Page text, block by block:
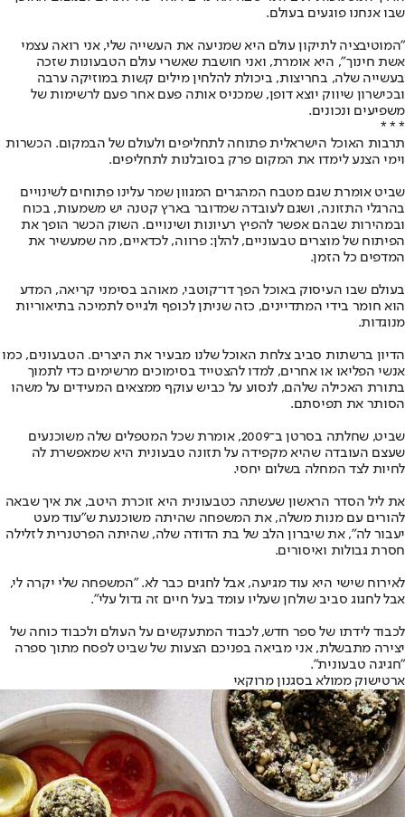
שבו אנחנו פוגעים בעולם.
"המוטיבציה לתיקון עולם היא שמניעה את העשייה שלי, אני רואה עצמי
אשת חינוך", היא אומרת, ואני חושבת שאשרי עולם הטבעונות שזכה
בעשייה שלה, בחריצות, ביכולת להלחין מילים קשות במוזיקה ערבה
ובכישרון שיווק יוצא דופן, שמכניס אותה פעם אחר פעם לרשימות של
משפיעים ונכונים.
* * *
תרבות האוכל הישראלית פתוחה לתחליפים ולעולם של הבמקום. הכשרות
וימי הצנע לימדו את המקום פרק בסובלנות לתחליפים.
שביט אומרת שגם מטבח המהגרים המגוון שמר עלינו פתוחים לשינויים
בהרגלי התזונה, ושגם לעובדה שמדובר בארץ קטנה יש משמעות, בכוח
ובמהירות שבהם אפשר להפיץ רעיונות ושינויים. השוק הכשר הופך את
הפיתוח של מוצרים טבעוניים, להלן: פרווה, לכדאיים, מה שמעשיר את
המדפים כל הזמן.
בעולם שבו העיסוק באוכל הפך דו־קוטבי, מאוהב בסימני קריאה, המדע
הוא חומר בידי המתדיינים, כזה שניתן לכופף ולגייס לתמיכה בתיאוריות
מנוגדות.
הדיון ברשתות סביב צלחת האוכל שלנו מבעיר את היצרים. הטבעונים, כמו
אנשי הפליאו או אחרים, למדו להצטייד בסימוכים מרשימים כדי לתמוך
בתורת האכילה שלהם, לנסוע על כביש עוקף ממצאים המעידים על משהו
הסותר את תפיסתם.
שביט, שחלתה בסרטן ב־2009, אומרת שכל המטפלים שלה משוכנעים
שעצם העובדה שהיא מקפידה על תזונה טבעונית היא שמאפשרת לה
לחיות לצד המחלה בשלום יחסי.
את ליל הסדר הראשון שעשתה כטבעונית היא זוכרת היטב, את איך שבאה
להורים עם מנות משלה, את המשפחה שהיתה משוכנעת ש"עוד מעט
יעבור לה", את שיברון הלב של בת הדודה שלה, שהיתה הפרטנרית לזלילה
חסרת גבולות ואיסורים.
לאירוח שישי היא עוד מגיעה, אבל לחגים כבר לא. "המשפחה שלי יקרה לי,
אבל לחגוג סביב שולחן שעליו עומד בעל חיים זה גדול עלי".
לכבוד לידתו של ספר חדש, לכבוד המתעקשים על העולם ולכבוד כוחה של
יצירה מתבשלת, אני מביאה בפניכם הצעות של שביט לפסח מתוך ספרה
"חגיגה טבעונית".
ארטישוק ממולא בסגנון מרוקאי